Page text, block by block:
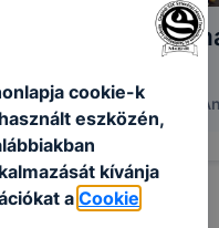
Digitális
Gaálné Krokavecz
cookie-k
eszközén,
kívánja
a Cookie